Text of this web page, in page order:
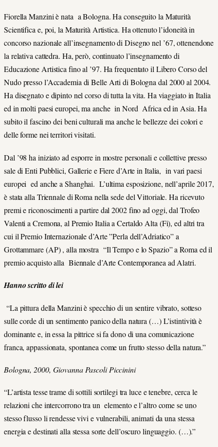
Fiorella Manzini è nata a Bologna. Ha conseguito la Maturità
Scientifica e, poi, la Maturità Artistica. Ha ottenuto l’idoneità in
concorso nazionale all’insegnamento di Disegno nel ’67, ottenendone
la relativa cattedra. Ha, però, continuato l’insegnamento di
Educazione Artistica fino al ’97. Ha frequentato il Libero Corso del
Nudo presso l’Accademia di Belle Arti di Bologna dal 2000 al 2004.
Ha disegnato e dipinto nel corso di tutta la vita. Ha viaggiato in Italia
ed in molti paesi europei, ma anche in Nord Africa ed in Asia. Ha
subito il fascino dei beni culturali ma anche le bellezze dei colori e
delle forme nei territori visitati.
Dal ’98 ha iniziato ad esporre in mostre personali e collettive presso
sale di Enti Pubblici, Gallerie e Fiere d’Arte in Italia, in vari paesi
europei ed anche a Shanghai. L’ultima esposizione, nell’aprile 2017,
è stata alla Triennale di Roma nella sede del Vittoriale. Ha ricevuto
premi e riconoscimenti a partire dal 2002 fino ad oggi, dal Trofeo
Valenti a Cremona, al Premio Italia a Certaldo Alta (Fi), ed altri tra
cui il Premio Internazionale d’Arte ”Perla dell’Adriatico” a
Grottammare (AP) , alla mostra “Il Tempo e lo Spazio” a Roma ed il
premio acquisto alla Biennale d’Arte Contemporanea ad Alatri.
Hanno scritto di lei
“La pittura della Manzini è specchio di un sentire vibrato, sotteso
sulle corde di un sentimento panico della natura (…) L’istintività è
dominante e, in essa la pittrice si fa dono di una comunicazione
franca, appassionata, spontanea come un frutto stesso della natura.”
Bologna, 2000, Giovanna Pascoli Piccinini
“L’artista tesse trame di sottili sortilegi tra luce e tenebre, cerca le
relazioni che intercorrono tra un elemento e l’altro come se uno
stesso flusso li rendesse vivi e vulnerabili, animati da una stessa
energia e destinati alla stessa sorte dell’oscuro linguaggio. (…).”